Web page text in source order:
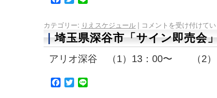
カテゴリー: りえスケジュール | コメントを受け付けて
埼玉県深谷市「サイン即売会
アリオ深谷 （1）13：00〜 （2）
Facebook
Twitter